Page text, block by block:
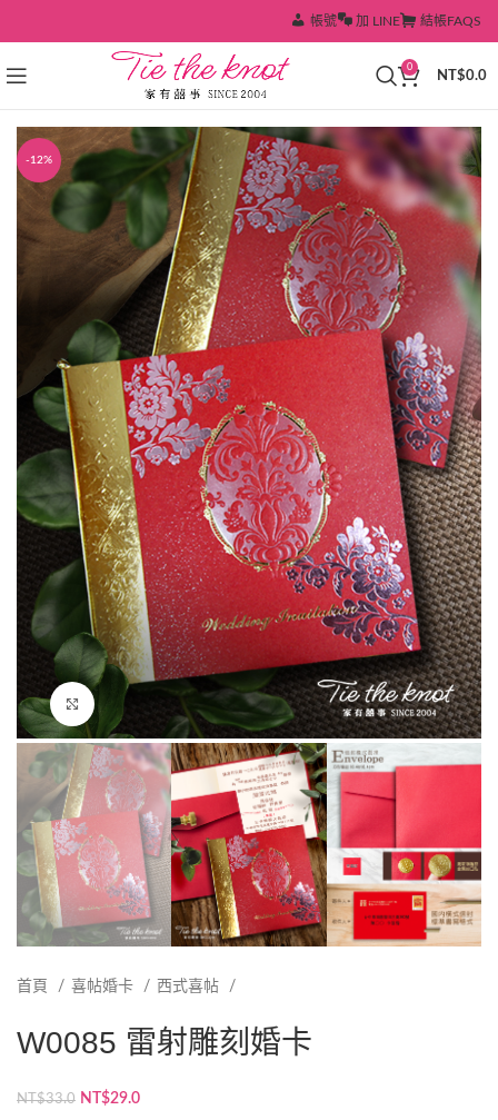
帳號 加 LINE 結帳FAQS
0
NT$0.0
-12%
點擊放大
首頁 喜帖婚卡 西式喜帖
W0085 雷射雕刻婚卡
NT$33.0 原
NT$29.0目